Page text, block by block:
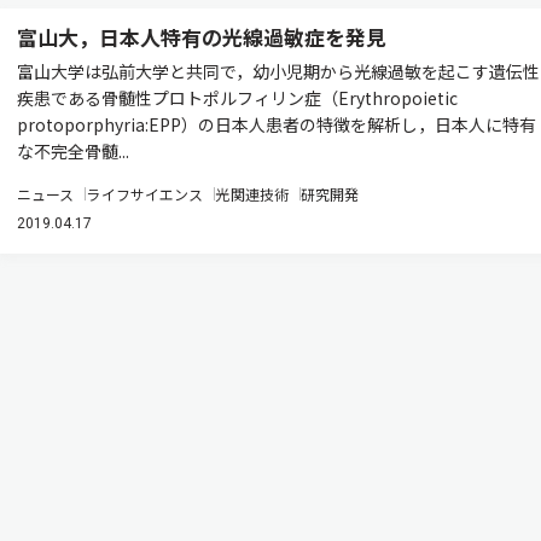
富山大，日本人特有の光線過敏症を発見
富山大学は弘前大学と共同で，幼小児期から光線過敏を起こす遺伝性
疾患である骨髄性プロトポルフィリン症（Erythropoietic
protoporphyria:EPP）の日本人患者の特徴を解析し，日本人に特有
な不完全骨髄...
ニュース ライフサイエンス 光関連技術 研究開発
2019.04.17